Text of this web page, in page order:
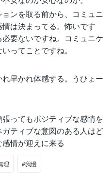
ンを取る前から、コミュニ
は決まってる。怖いです
要ないですね。コミュニケ
ってことですね。
早かれ体感する。うひょー
ってもポジティブな感情を
ティブな意図のある人はど
情が迎えに来る
理 #我慢